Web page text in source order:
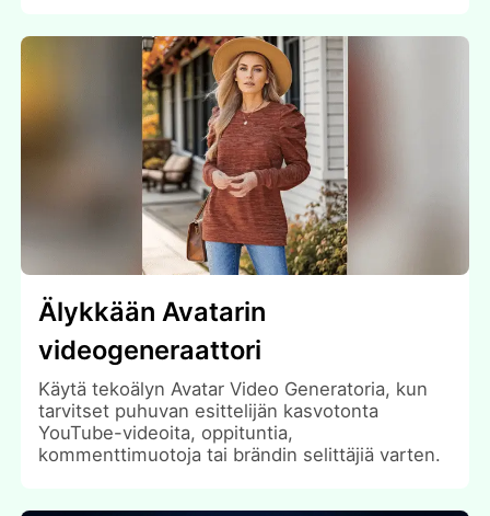
Älykkään Avatarin
videogeneraattori
Käytä tekoälyn Avatar Video Generatoria, kun
tarvitset puhuvan esittelijän kasvotonta
YouTube-videoita, oppituntia,
kommenttimuotoja tai brändin selittäjiä varten.